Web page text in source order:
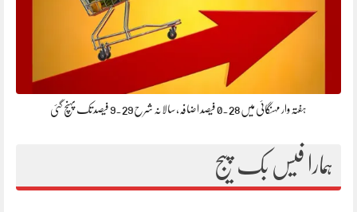
ہفتہ وار مہنگائی میں 0.28 فیصد اضافہ، سالانہ شرح 9.29 فیصد تک پہنچ گئی
ہمارا فیس بک پیج